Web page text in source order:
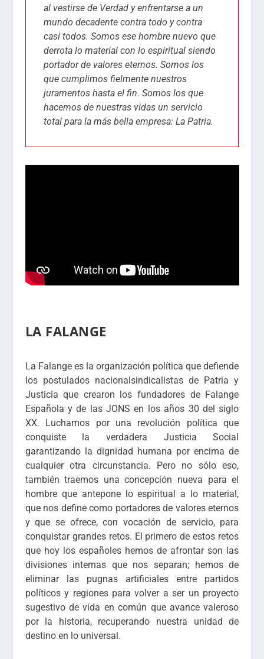
al vestirse de Verdad y enfrentarse a un
mundo decadente contra todo y contra
casi todos. Somos ese hombre nuevo que
derrota lo material con lo espiritual siendo
portador de valores eternos. Somos los
que cumplimos fielmente nuestros
juramentos hasta el fin. Somos los que
hacemos de nuestras vidas un servicio
total para la más bella empresa: La Patria.
LA FALANGE
La Falange es la organización política que defiende
los postulados nacionalsindicalistas de Patria y
Justicia que crearon los fundadores de Falange
Española y de las JONS en los años 30 del siglo
XX. Luchamos por una revolución política que
conquiste la verdadera Justicia Social
garantizando la dignidad humana por encima de
cualquier otra circunstancia. Pero no sólo eso,
también traemos una concepción nueva para el
hombre que antepone lo espiritual a lo material,
que nos define como portadores de valores eternos
y que se ofrece, con vocación de servicio, para
conquistar grandes retos. El primero de estos retos
que hoy los españoles hemos de afrontar son las
divisiones internas que nos separan; hemos de
eliminar las pugnas artificiales entre partidos
políticos y regiones para volver a ser un proyecto
sugestivo de vida en común que avance valeroso
por la historia, recuperando nuestra unidad de
destino en lo universal.